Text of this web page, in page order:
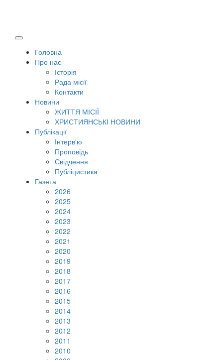
Головна
Про нас
Історія
Рада місії
Контакти
Новини
ЖИТТЯ МІСІЇ
ХРИСТИЯНСЬКІ НОВИНИ
Публікації
Інтерв'ю
Проповідь
Свідчення
Публіцистика
Газета
2026
2025
2024
2023
2022
2021
2020
2019
2018
2017
2016
2015
2014
2013
2012
2011
2010